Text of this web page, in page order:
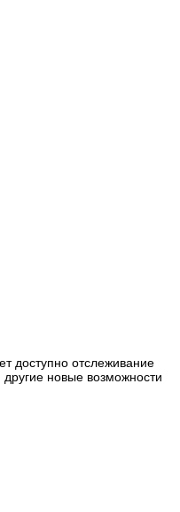
доступно отслеживание
другие новые возможности